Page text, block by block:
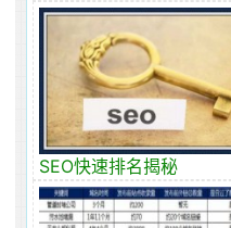
SEO快速排名揭秘